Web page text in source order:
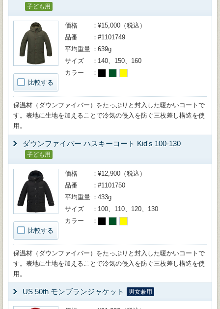
子ども用
比較する
価格
¥15,000（税込）
品番
#1101749
平均重量
639g
サイズ
140、150、160
カラー
保温材（ダウンファイバー）をたっぷりと封入した暖かいコートで
す。表地に生地を加えることで冷気の侵入を防ぐ三枚差し構造を使
用。
ダウンファイバー ハスキーコート Kid's 100-130
子ども用
比較する
価格
¥12,900（税込）
品番
#1101750
平均重量
433g
サイズ
100、110、120、130
カラー
保温材（ダウンファイバー）をたっぷりと封入した暖かいコートで
す。表地に生地を加えることで冷気の侵入を防ぐ三枚差し構造を使
用。
US 50th モンブランジャケット 男女兼用